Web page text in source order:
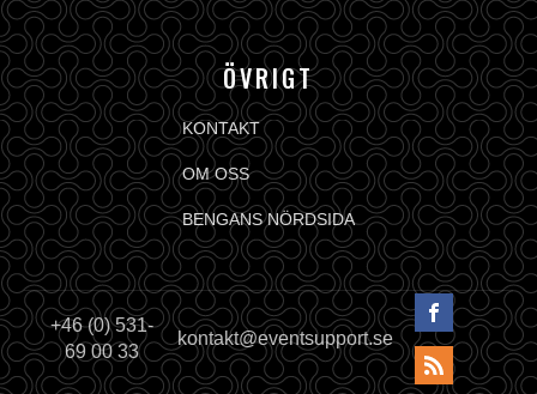
ÖVRIGT
KONTAKT
OM OSS
BENGANS NÖRDSIDA
+46 (0) 531-
69 00 33
kontakt@eventsupport.se